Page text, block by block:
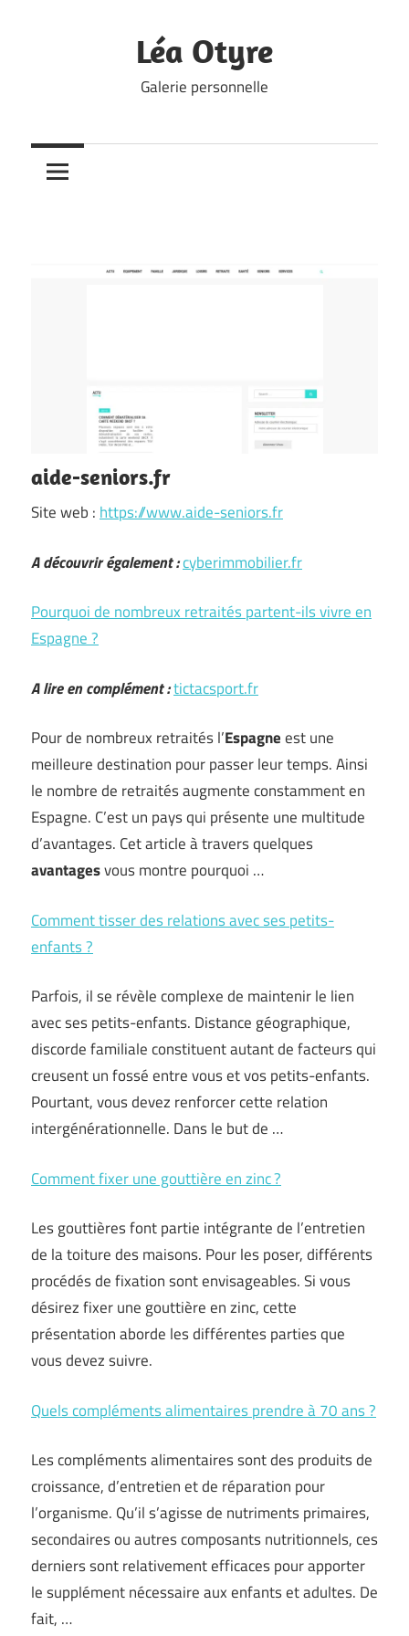
Léa Otyre
Galerie personnelle
aide-seniors.fr
Site web : https://www.aide-seniors.fr
A découvrir également :cyberimmobilier.fr
Pourquoi de nombreux retraités partent-ils vivre en
Espagne ?
A lire en complément :tictacsport.fr
Pour de nombreux retraités l’Espagneest une
meilleure destination pour passer leur temps. Ainsi
le nombre de retraités augmente constamment en
Espagne. C’est un pays qui présente une multitude
d’avantages. Cet article à travers quelques
avantagesvous montre pourquoi …
Comment tisser des relations avec ses petits-
enfants ?
Parfois, il se révèle complexe de maintenir le lien
avec ses petits-enfants. Distance géographique,
discorde familiale constituent autant de facteurs qui
creusent un fossé entre vous et vos petits-enfants.
Pourtant, vous devez renforcer cette relation
intergénérationnelle. Dans le but de …
Comment fixer une gouttière en zinc ?
Les gouttières font partie intégrante de l’entretien
de la toiture des maisons. Pour les poser, différents
procédés de fixation sont envisageables. Si vous
désirez fixer une gouttière en zinc, cette
présentation aborde les différentes parties que
vous devez suivre.
Quels compléments alimentaires prendre à 70 ans ?
Les compléments alimentaires sont des produits de
croissance, d’entretien et de réparation pour
l’organisme. Qu’il s’agisse de nutriments primaires,
secondaires ou autres composants nutritionnels, ces
derniers sont relativement efficaces pour apporter
le supplément nécessaire aux enfants et adultes. De
fait, …